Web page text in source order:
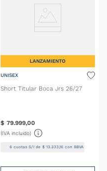
LANZAMIENTO
UNISEX
Short Titular Boca Jrs 26/27
$ 79.999,00
(IVA incluido)
6cuotas S/I de $ 13.333,16con BBVA